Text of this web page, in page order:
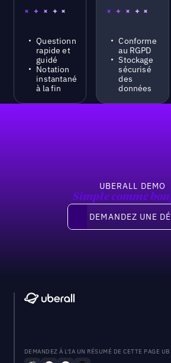
Questionnaire
rapide et
guidé
Notation
instantanée
à la fin
Conforme
au RGPD
Stockage
sécurisé
des
données
UBERALL DEMO
Simple comme
Demandez une démo
DEMANDEZ UNE
DEMANDEZ À L'IA UN RÉSUMÉ DE CETTE PAGE